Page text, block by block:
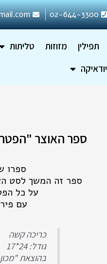
02-644-3300
תפילין מזוזות טליתות
יודאיקה
ספר האוצר
ספרו
ספר זה המשך לסט
על כל
עם
כריכה קשה
גודל: 24*17
בהוצאת